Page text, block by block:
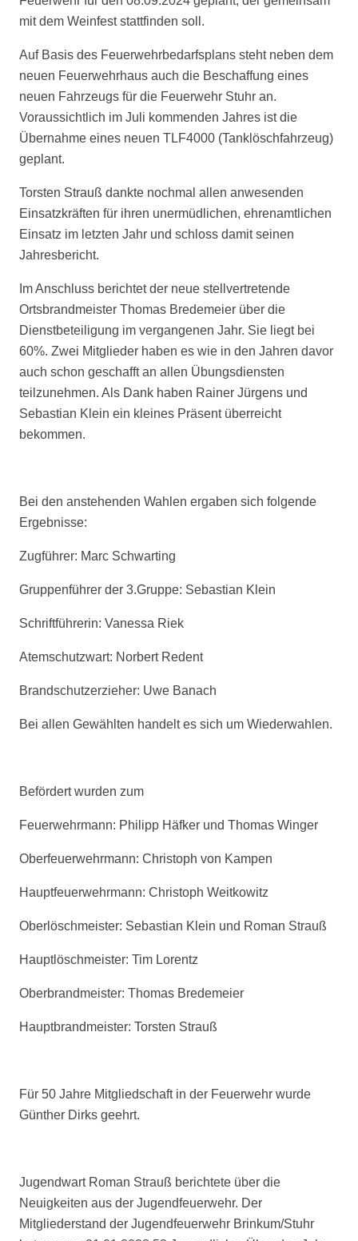
mit dem Weinfest stattfinden soll.
Auf Basis des Feuerwehrbedarfsplans steht neben dem
neuen Feuerwehrhaus auch die Beschaffung eines
neuen Fahrzeugs für die Feuerwehr Stuhr an.
Voraussichtlich im Juli kommenden Jahres ist die
Übernahme eines neuen TLF4000 (Tanklöschfahrzeug)
geplant.
Torsten Strauß dankte nochmal allen anwesenden
Einsatzkräften für ihren unermüdlichen, ehrenamtlichen
Einsatz im letzten Jahr und schloss damit seinen
Jahresbericht.
Im Anschluss berichtet der neue stellvertretende
Ortsbrandmeister Thomas Bredemeier über die
Dienstbeteiligung im vergangenen Jahr. Sie liegt bei
60%. Zwei Mitglieder haben es wie in den Jahren davor
auch schon geschafft an allen Übungsdiensten
teilzunehmen. Als Dank haben Rainer Jürgens und
Sebastian Klein ein kleines Präsent überreicht
bekommen.
Bei den anstehenden Wahlen ergaben sich folgende
Ergebnisse:
Zugführer: Marc Schwarting
Gruppenführer der 3.Gruppe: Sebastian Klein
Schriftführerin: Vanessa Riek
Atemschutzwart: Norbert Redent
Brandschutzerzieher: Uwe Banach
Bei allen Gewählten handelt es sich um Wiederwahlen.
Befördert wurden zum
Feuerwehrmann: Philipp Häfker und Thomas Winger
Oberfeuerwehrmann: Christoph von Kampen
Hauptfeuerwehrmann: Christoph Weitkowitz
Oberlöschmeister: Sebastian Klein und Roman Strauß
Hauptlöschmeister: Tim Lorentz
Oberbrandmeister: Thomas Bredemeier
Hauptbrandmeister: Torsten Strauß
Für 50 Jahre Mitgliedschaft in der Feuerwehr wurde
Günther Dirks geehrt.
Jugendwart Roman Strauß berichtete über die
Neuigkeiten aus der Jugendfeuerwehr. Der
Mitgliederstand der Jugendfeuerwehr Brinkum/Stuhr